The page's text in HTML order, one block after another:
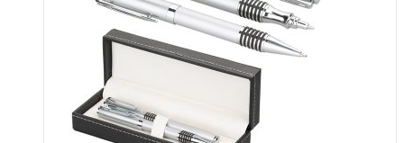
sayfasından
seçilebilir